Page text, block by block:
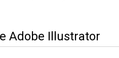
Adobe Illustrator